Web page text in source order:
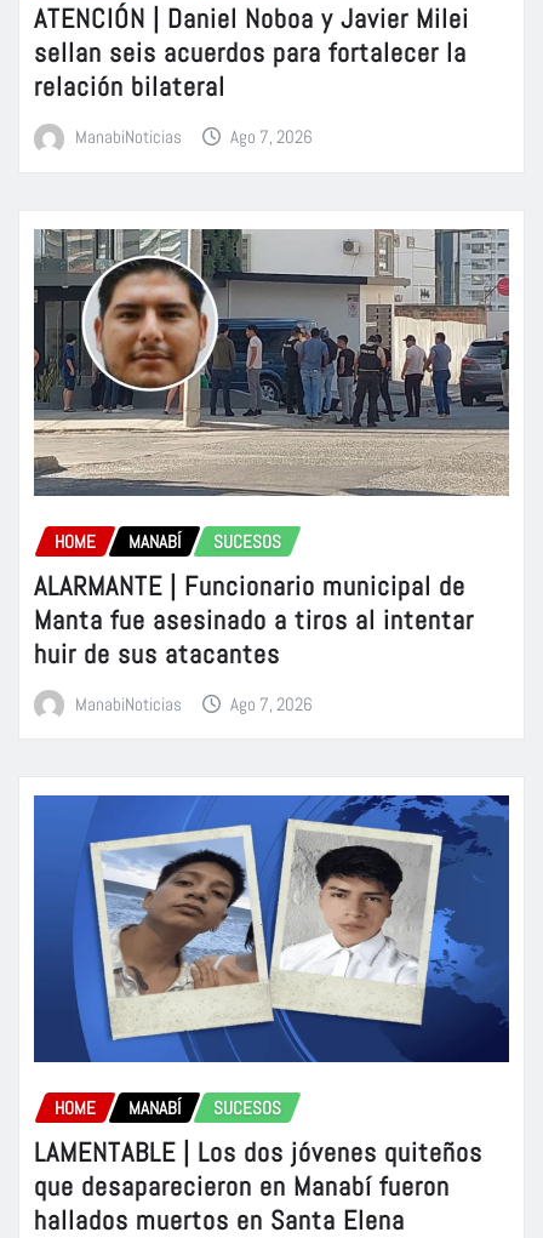
ATENCIÓN | Daniel Noboa y Javier Milei
sellan seis acuerdos para fortalecer la
relación bilateral
ManabiNoticias Ago 7, 2026
HOME MANABÍ SUCESOS
ALARMANTE | Funcionario municipal de
Manta fue asesinado a tiros al intentar
huir de sus atacantes
ManabiNoticias Ago 7, 2026
HOME MANABÍ SUCESOS
LAMENTABLE | Los dos jóvenes quiteños
que desaparecieron en Manabí fueron
hallados muertos en Santa Elena